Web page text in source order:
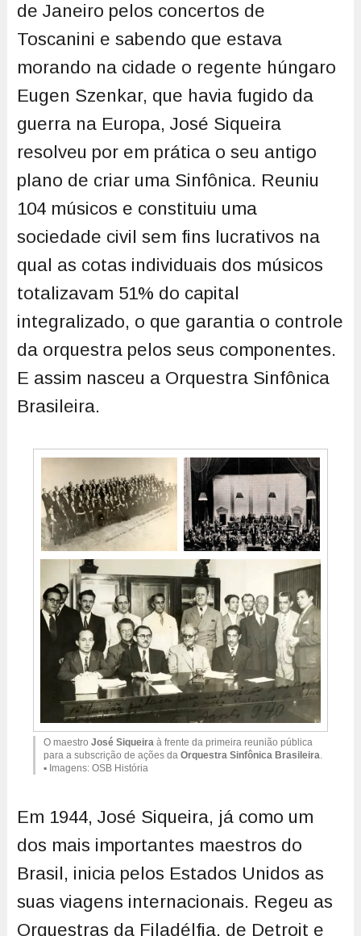
de Janeiro pelos concertos de
Toscanini e sabendo que estava
morando na cidade o regente húngaro
Eugen Szenkar, que havia fugido da
guerra na Europa, José Siqueira
resolveu por em prática o seu antigo
plano de criar uma Sinfônica. Reuniu
104 músicos e constituiu uma
sociedade civil sem fins lucrativos na
qual as cotas individuais dos músicos
totalizavam 51% do capital
integralizado, o que garantia o controle
da orquestra pelos seus componentes.
E assim nasceu a Orquestra Sinfônica
Brasileira.
O maestroJosé Siqueira à frente da primeira reunião pública
para a subscrição de ações daOrquestra Sinfônica Brasileira.
▪ Imagens: OSB História
Em 1944, José Siqueira, já como um
dos mais importantes maestros do
Brasil, inicia pelos Estados Unidos as
suas viagens internacionais. Regeu as
Orquestras da Filadélfia, de Detroit e